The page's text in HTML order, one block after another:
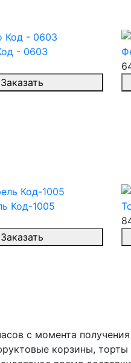
- 0603
Заказать
Код-1005
Заказать
с момента
корзины,